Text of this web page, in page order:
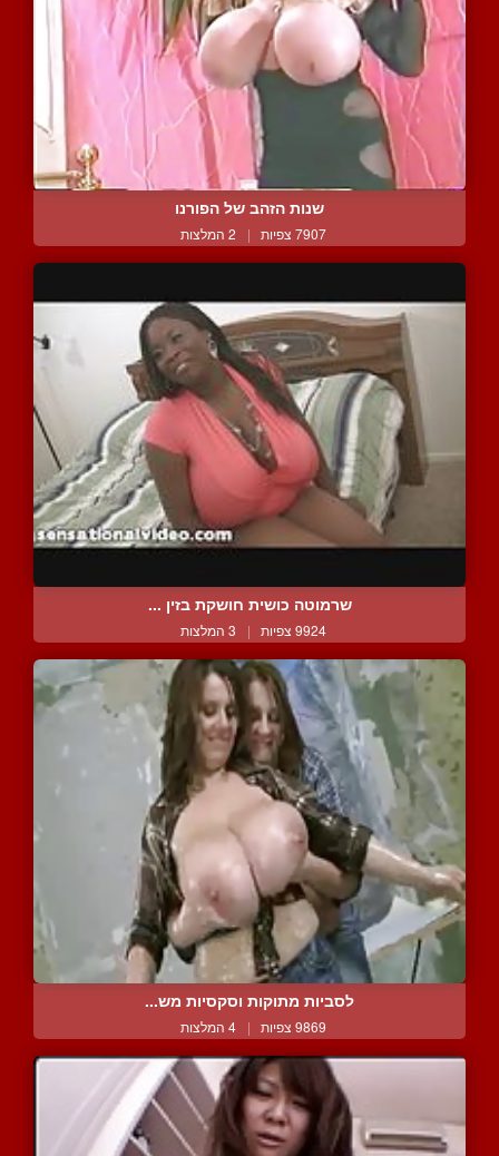
שנות הזהב של הפורנו
7907 צפיות | 2 המלצות
שרמוטה כושית חושקת בזין ...
9924 צפיות | 3 המלצות
לסביות מתוקות וסקסיות מש...
9869 צפיות | 4 המלצות